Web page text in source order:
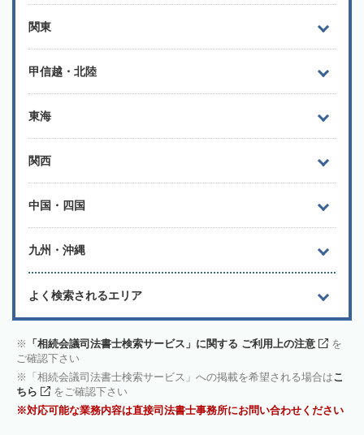
関東
甲信越・北陸
東海
関西
中国・四国
九州・沖縄
よく検索されるエリア
「相続会議司法書士検索サービス」に関する ご利用上の注意
を
ご確認下さい
「相続会議司法書士検索サービス」への掲載を希望される場合はこ
ちら
をご確認下さい
対応可能な業務内容は直接司法書士事務所にお問い合わせください